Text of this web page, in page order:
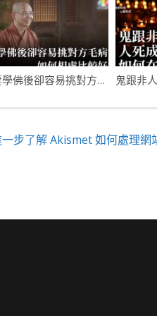
夫妻學佛後卻容易挑對方毛病？如何相處比較好？
步了解 Akismet 如何處理網